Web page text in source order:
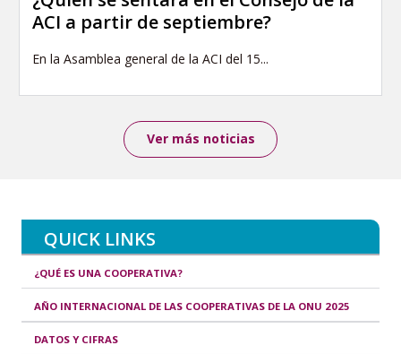
ACI a partir de septiembre?
En la Asamblea general de la ACI del 15...
Ver más noticias
QUICK LINKS
¿QUÉ ES UNA COOPERATIVA?
AÑO INTERNACIONAL DE LAS COOPERATIVAS DE LA ONU 2025
DATOS Y CIFRAS